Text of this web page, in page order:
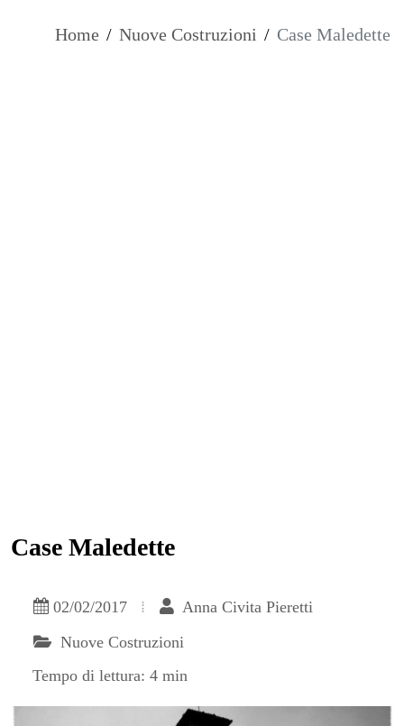
Home / Nuove Costruzioni / Case Maledette
Case Maledette
02/02/2017
Anna Civita Pieretti
Nuove Costruzioni
Tempo di lettura: 4 min